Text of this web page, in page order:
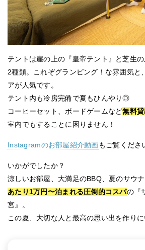
テントは崖の上の『皇帝テント』と芝生
2種類。これぞグランピング！な雰囲気と
アが人気です。
テント内も冷房完備で夏もひんやり◎
コーヒーセット、ボードゲームなど無料
室内でもすることに困りません！
Instagramのお部屋紹介動画もご覧くださ
いかがでしたか？
涼しいお部屋、大満足のBBQ、夏のサウ
あたり1万円〜泊まれる圧倒的コスパの『
宮』。
この夏、大切な人と最高の思い出を作り